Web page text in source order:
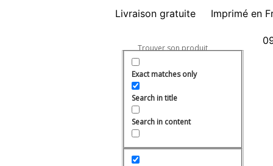
Livraison gratuite Imprimé en
Exact matches only
Search in title
Search in content